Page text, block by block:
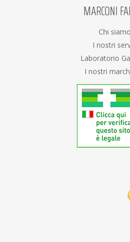
MARCONI
Chi siamo
I nostri
Laboratorio
I nostri